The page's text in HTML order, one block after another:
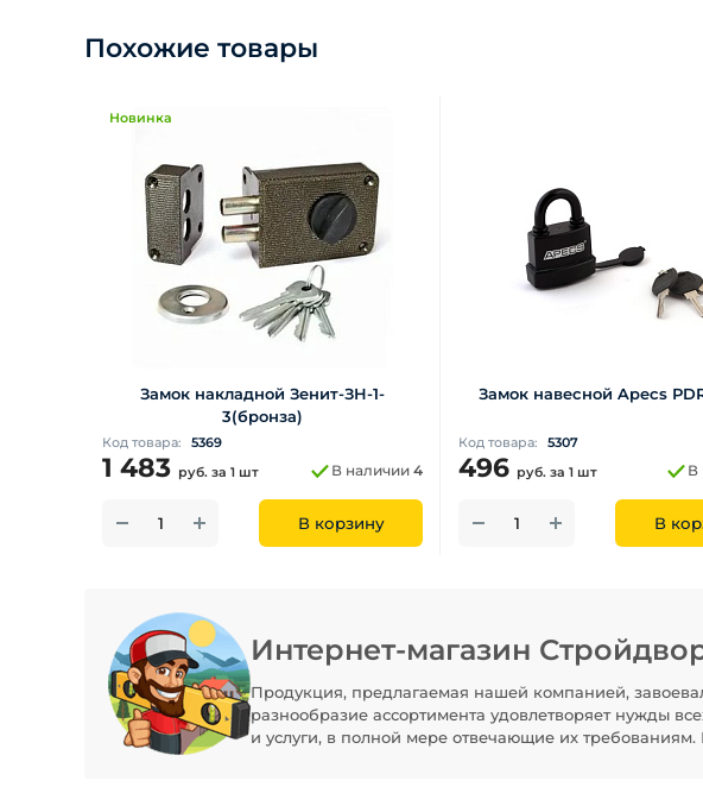
Похожие товары
Новинка
Замок накладной Зенит-ЗН-1-
3(бронза)
Код товара: 5369
1 483 руб. за 1 шт В наличии 4
В корзину
Замок навесной Apecs
Код товара: 5307
496 руб. за 1 шт В
В
Интернет-магазин
Продукция, предлагаемая нашей компанией,
разнообразие ассортимента удовлетворяет нужды
и услуги, в полной мере отвечающие их